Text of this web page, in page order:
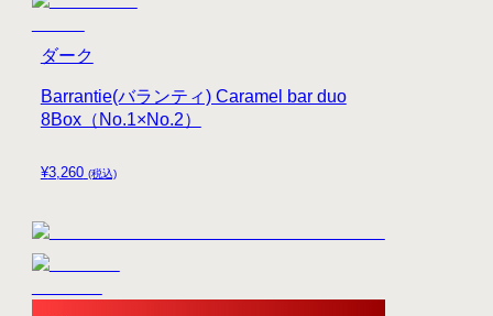
¥3,260 (税込)
Barrantie(バランティ) Caramel bar duo
8Box（No.1×No.2）
ダーク